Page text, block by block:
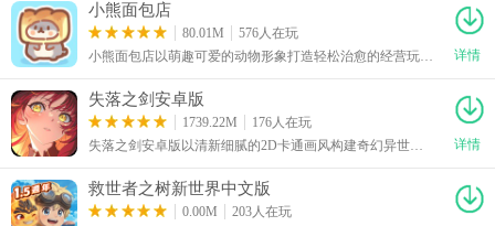
小熊面包店
80.01M
576人在玩
小熊面包店以萌趣可爱的动物形象打造轻松治愈的经营玩法，玩家将成为面包店老板，招募各具特色的小动物员工，共同经营自己的温馨店铺。通过收集金币可以研发新配方、解锁更多面包品类，吸引不同喜好的动物顾客前来消费。小熊面包店(BearBakery)中文安卓版下载后，随着收益不断增加，还能购买桌椅、装饰等物品自由布置店面，逐步把普通小店打造成充满温暖氛围的特色面包屋。
详情
失落之剑安卓版
1739.22M
176人在玩
失落之剑安卓版以清新细腻的2D卡通画风构建奇幻异世界，玩家可以招募不同角色组建专属冒险小队，针对剧情关卡与副本挑战灵活调整阵容，通过回合制战斗推进探索进程。失落之剑(lostsword)安卓中文版下载后，游戏拥有特色角色立绘、丰富剧情以及CG内容，还加入角色互动与亲密度培养玩法，在战斗之外体验更多轻松有趣的互动内容，沉浸感与养成乐趣兼具。
详情
救世者之树新世界中文版
0.00M 203人在玩